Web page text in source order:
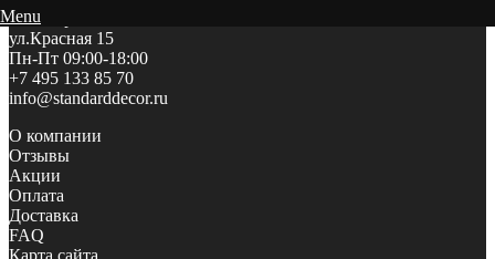
Menu
г.Электросталь,
ул.Красная 15
Пн-Пт 09:00-18:00
+7 495 133 85 70
info@standarddecor.ru
О компании
Отзывы
Акции
Оплата
Доставка
FAQ
Карта сайта